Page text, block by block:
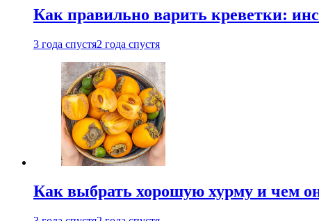
Как правильно варить креветки:
3 года спустя2 года спустя
Как выбрать хорошую хурму и чем